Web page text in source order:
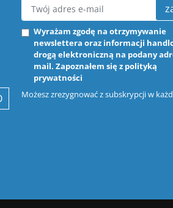
Wyrażam zgodę na otrzymywanie
newslettera oraz informacji
drogą elektroniczną na podany
mail. Zapoznałem się z polityką
prywatności
Możesz zrezygnować z subskrypcji w